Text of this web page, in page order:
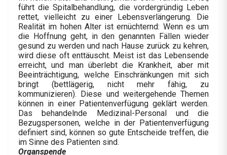
führt die Spitalbehandlung, die vordergründig Leben
rettet, vielleicht zu einer Lebensverlängerung. Die
Realität im hohen Alter ist ernüchternd: Wenn es um
die Hoffnung geht, in den genannten Fällen wieder
gesund zu werden und nach Hause zurück zu kehren,
wird diese oft enttäuscht. Meist ist das Lebensende
erreicht, und man überlebt die Krankheit, aber mit
Beeinträchtigung, welche Einschränkungen mit sich
bringt (bettlägerig, nicht mehr fähig, zu
kommunizieren). Diese und weitergehende Themen
können in einer Patientenverfügung geklärt werden.
Das behandelnde Medizinal-Personal und die
Bezugspersonen, welche in der Patientenverfügung
definiert sind, können so gute Entscheide treffen, die
im Sinne des Patienten sind.
Organspende